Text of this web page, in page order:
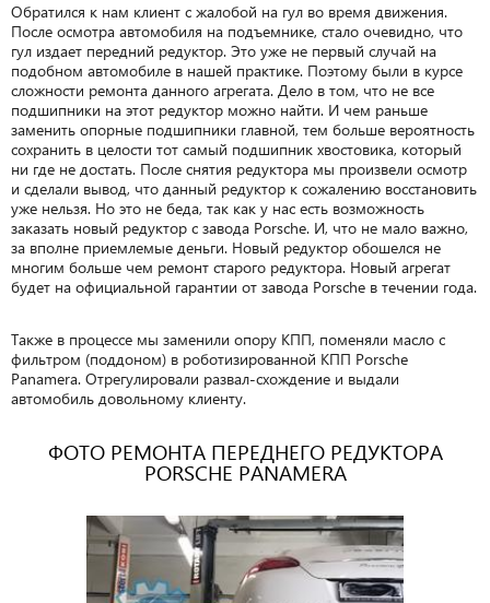
Обратился к нам клиент с жалобой на гул во время движения.
После осмотра автомобиля на подъемнике, стало очевидно, что
гул издает передний редуктор. Это уже не первый случай на
подобном автомобиле в нашей практике. Поэтому были в курсе
сложности ремонта данного агрегата. Дело в том, что не все
подшипники на этот редуктор можно найти. И чем раньше
заменить опорные подшипники главной, тем больше вероятность
сохранить в целости тот самый подшипник хвостовика, который
ни где не достать. После снятия редуктора мы произвели осмотр
и сделали вывод, что данный редуктор к сожалению восстановить
уже нельзя. Но это не беда, так как у нас есть возможность
заказать новый редуктор с завода Porsche. И, что не мало важно,
за вполне приемлемые деньги. Новый редуктор обошелся не
многим больше чем ремонт старого редуктора. Новый агрегат
будет на официальной гарантии от завода Porsche в течении года.
Также в процессе мы заменили опору КПП, поменяли масло с
фильтром (поддоном) в роботизированной КПП Porsche
Panamera. Отрегулировали развал-схождение и выдали
автомобиль довольному клиенту.
ФОТО РЕМОНТА ПЕРЕДНЕГО РЕДУКТОРА
PORSCHE PANAMERA